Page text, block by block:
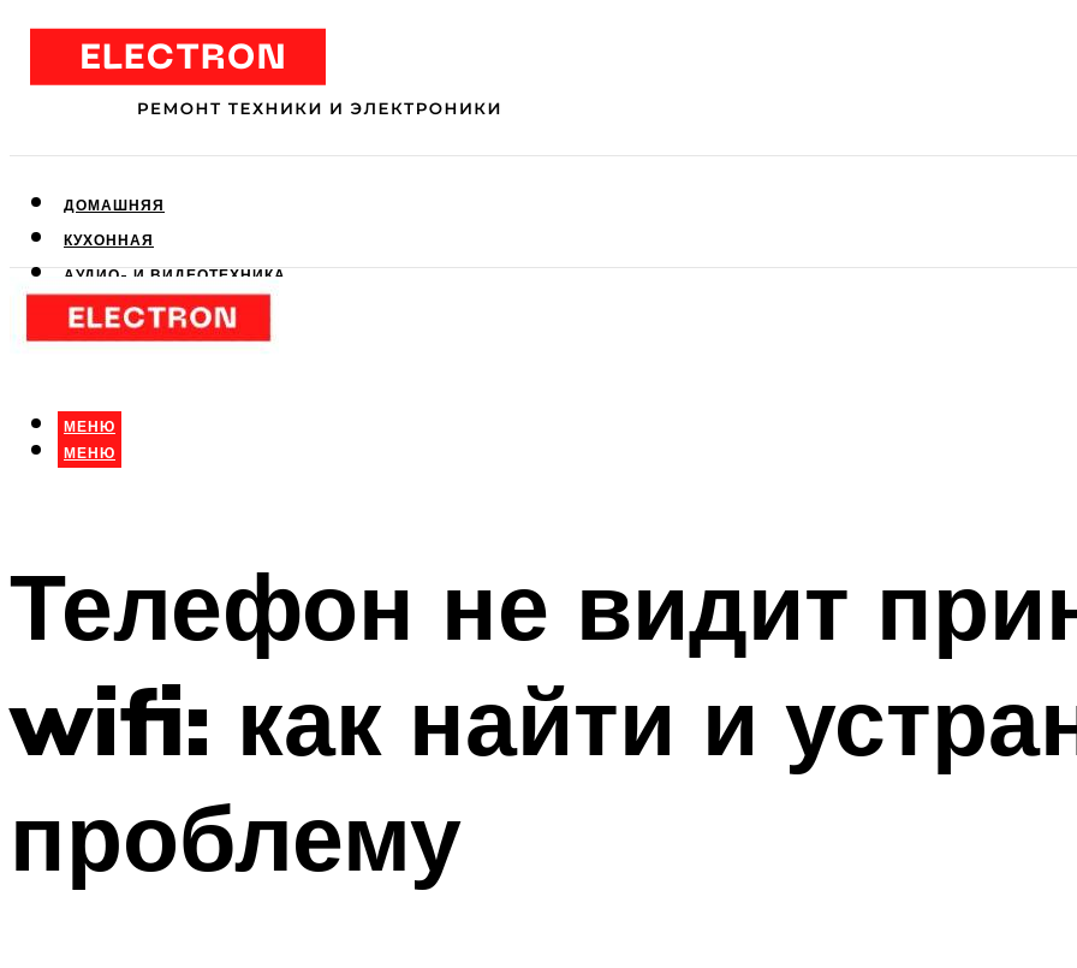
ДОМАШНЯЯ
КУХОННАЯ
АУДИО- И ВИДЕОТЕХНИКА
КЛИМАТИЧЕСКАЯ
ДЛЯ КРАСОТЫ
МЕНЮ
МЕНЮ
Телефон не видит
wifi: как найти и
проблему